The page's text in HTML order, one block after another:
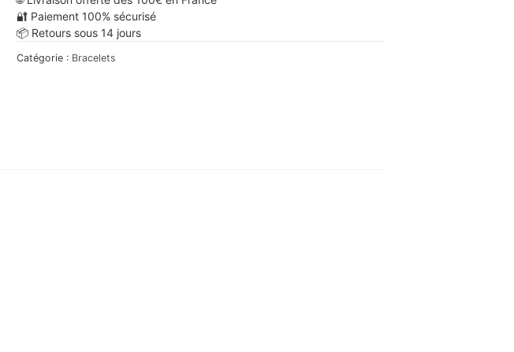
🔐 Paiement 100% sécurisé
📦 Retours sous 14 jours
Catégorie : Bracelets